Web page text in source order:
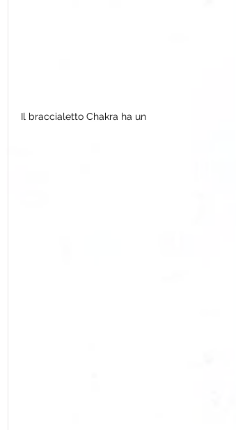
Il braccialetto Chakra ha un